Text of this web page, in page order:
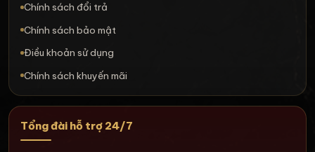
Chính sách đổi trả
Chính sách bảo mật
Điều khoản sử dụng
Chính sách khuyến mãi
Tổng đài hỗ trợ 24/7